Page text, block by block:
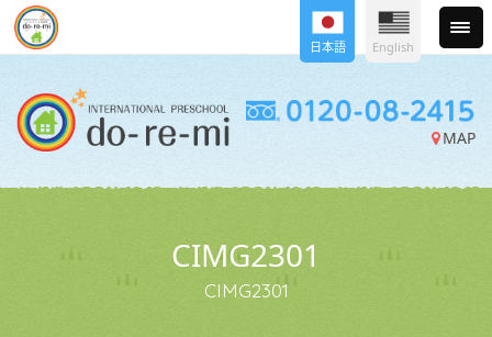
MAP
日本語 English
CIMG2301
CIMG2301